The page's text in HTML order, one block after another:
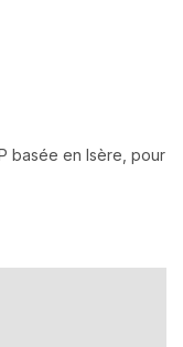
basée en Isère, pour